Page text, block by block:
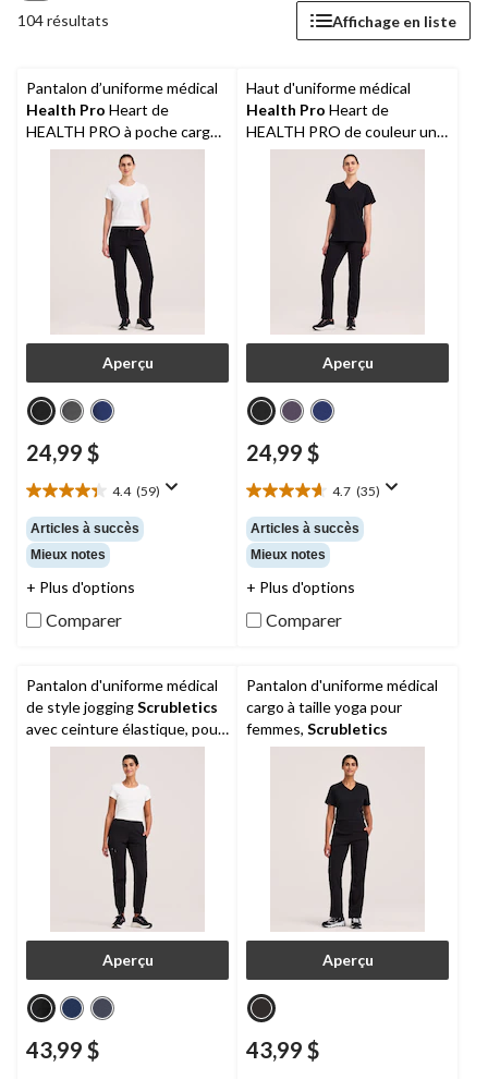
104 résultats
Affichage en liste
Pantalon d’uniforme médical
Health Pro Heart de
HEALTH PRO à poche cargo
et à ceinture élastique avec
cordon de serrage, pour
femmes, Women's Heart
Aperçu
24,99 $
4.4 (59)
4.4
étoile(s)
sur
5.
59
Articles à succès
Mieux notes
+ Plus d'options
Comparer
Haut d'uniforme médical
Health Pro Heart de
HEALTH PRO de couleur unie
à encolure en V et à 5 poches
pour femmes, Women's Heart
Aperçu
24,99 $
4.7 (35)
4.7
étoile(s)
sur
5.
35
Articles à succès
Mieux notes
+ Plus d'options
Comparer
Pantalon d'uniforme médical
de style joggingScrubletics
avec ceinture élastique, pour
femmes
Aperçu
43,99 $
Pantalon d'uniforme médical
cargo à taille yoga pour
femmes, Scrubletics
Aperçu
43,99 $